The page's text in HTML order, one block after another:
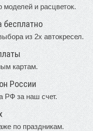
и расцветок.
бесплатно
из 2х автокресел.
картам.
России
РФ за наш счет.
по праздникам.